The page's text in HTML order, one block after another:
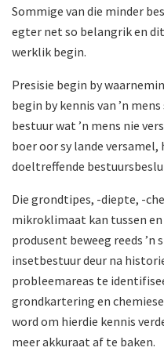
Sommige van die min­der
egter net so belangrik en
werklik begin.
Presisie begin by
begin by kennis van ’n
bestuur wat ’n mens nie
boer oor sy lande
doeltreffende
Die grondtipes, -diepte, -
mikroklimaat kan tussen en
produsent beweeg reeds
insetbestuur deur na
probleemareas te
grondkartering en
word om hierdie kennis
meer akkuraat af te baken.